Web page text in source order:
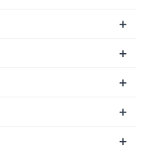
+
+
+
+
+